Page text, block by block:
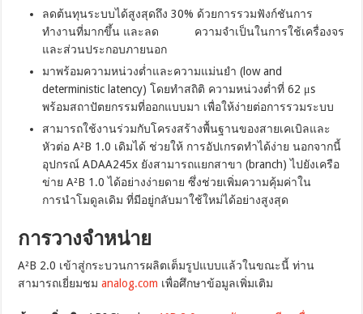
ลดต้นทุนระบบได้สูงสุดถึง 30% ด้วยการรวมฟังก์ชันการ
ทำงานที่มากขึ้น และลด ความจำเป็นในการใช้เครื่องจร
และส่วนประกอบภายนอก
มาพร้อมความหน่วงต่ำและความแม่นยำ (low and
deterministic latency) โดยทำสถิติ ความหน่วงต่ำที่ 62 μs
พร้อมสถาปัตยกรรมที่ออกแบบมา เพื่อให้ง่ายต่อการรวมระบบ
สามารถใช้งานร่วมกับโครงสร้างพื้นฐานของสายเคเบิลและ
หัวต่อ A²B 1.0 เดิมได้ ช่วยให้ การอัปเกรดทำได้ง่าย นอกจากนี้
อุปกรณ์ ADAA245x ยังสามารถแยกสาขา (branch) ไปยังเครือ
ข่าย A²B 1.0 ได้อย่างง่ายดาย ซึ่งช่วยเพิ่มความคุ้มค่าใน
การนำโมดูลเดิม ที่มีอยู่กลับมาใช้ใหม่ได้อย่างสูงสุด
การวางจำหน่าย
A²B 2.0 เข้าสู่กระบวนการผลิตเต็มรูปแบบแล้วในขณะนี้ ท่าน
สามารถเยี่ยมชมanalog.com เพื่อศึกษาข้อมูลเพิ่มเติม